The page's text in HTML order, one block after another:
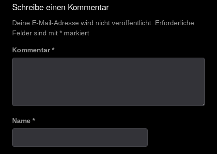
Schreibe einen Kommentar
Deine E-Mail-Adresse wird nicht veröffentlicht. Erforderliche
Felder sind mit * markiert
Kommentar*
Name *